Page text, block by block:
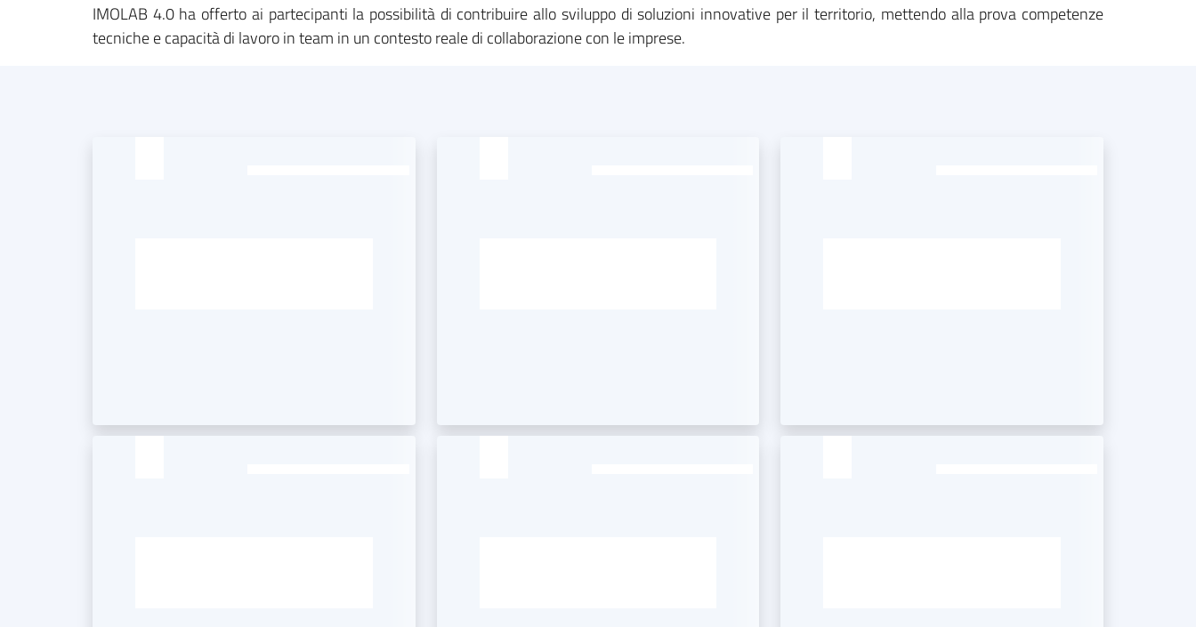
IMOLAB 4.0 ha offerto ai partecipanti la possibilità di contribuire allo sviluppo di soluzioni innovative per il territorio, mettendo alla prova competenze
tecniche e capacità di lavoro in team in un contesto reale di collaborazione con le imprese.